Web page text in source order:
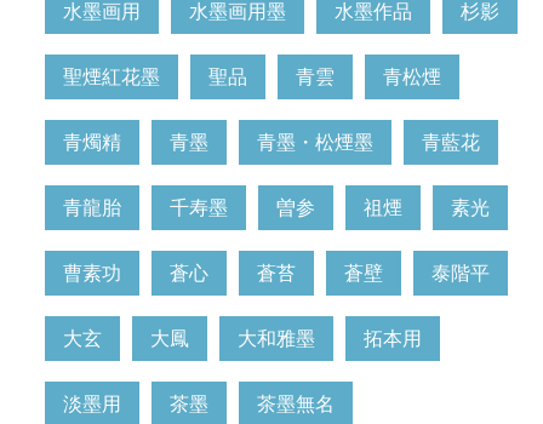
水墨画用 水墨画用墨 水墨作品 杉影
聖煙紅花墨 聖品 青雲 青松煙
青燭精 青墨 青墨・松煙墨 青藍花
青龍胎 千寿墨 曽参 祖煙 素光
曹素功 蒼心 蒼苔 蒼壁 泰階平
大玄 大鳳 大和雅墨 拓本用
淡墨用 茶墨 茶墨無名